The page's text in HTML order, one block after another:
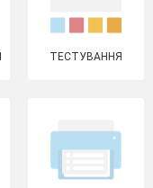
ТЕСТУВАННЯ